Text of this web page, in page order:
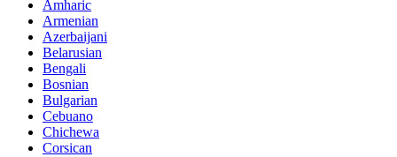
Amharic
Armenian
Azerbaijani
Belarusian
Bengali
Bosnian
Bulgarian
Cebuano
Chichewa
Corsican